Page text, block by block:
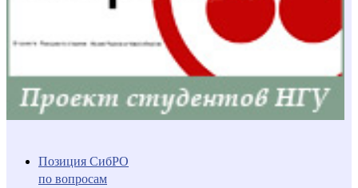
Позиция СибРО
по вопросам